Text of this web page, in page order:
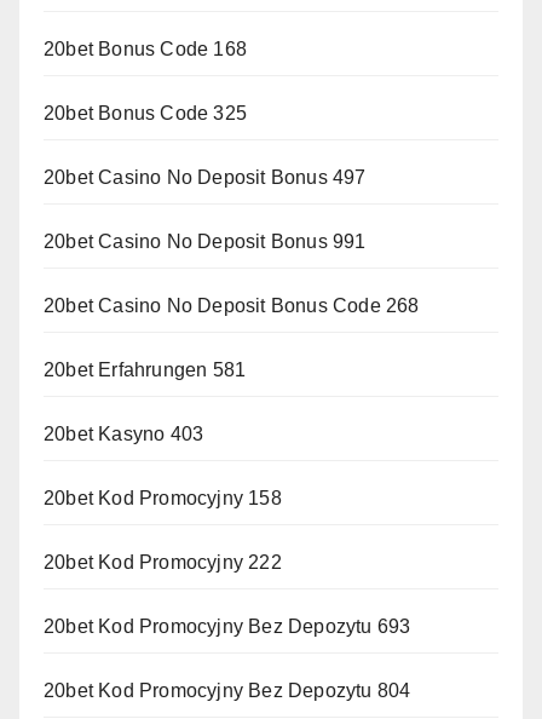
20bet Bonus Code 168
20bet Bonus Code 325
20bet Casino No Deposit Bonus 497
20bet Casino No Deposit Bonus 991
20bet Casino No Deposit Bonus Code 268
20bet Erfahrungen 581
20bet Kasyno 403
20bet Kod Promocyjny 158
20bet Kod Promocyjny 222
20bet Kod Promocyjny Bez Depozytu 693
20bet Kod Promocyjny Bez Depozytu 804